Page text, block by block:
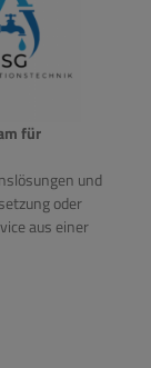
für
und
oder
aus einer